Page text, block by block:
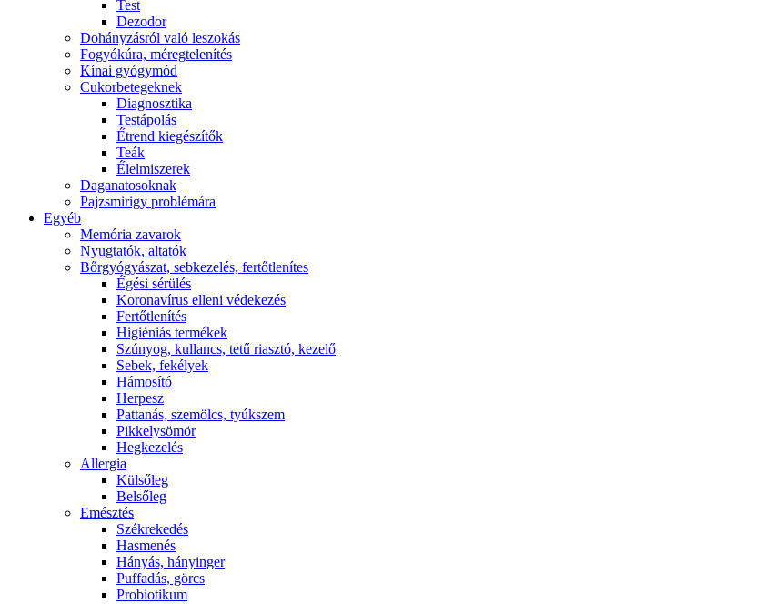
Test
Dezodor
Dohányzásról való leszokás
Fogyókúra, méregtelenítés
Kínai gyógymód
Cukorbetegeknek
Diagnosztika
Testápolás
É́trend kiegészítők
Teák
É́lelmiszerek
Daganatosoknak
Pajzsmirigy problémára
Egyéb
Memória zavarok
Nyugtatók, altatók
Bőrgyógyászat, sebkezelés, fertőtlenítes
É́gési sérülés
Koronavírus elleni védekezés
Fertőtlenítés
Higiéniás termékek
Szúnyog, kullancs, tetű riasztó, kezelő
Sebek, fekélyek
Hámosító
Herpesz
Pattanás, szemölcs, tyúkszem
Pikkelysömör
Hegkezelés
Allergia
Külsőleg
Belsőleg
Emésztés
Székrekedés
Hasmenés
Hányás, hányinger
Puffadás, görcs
Probiotikum